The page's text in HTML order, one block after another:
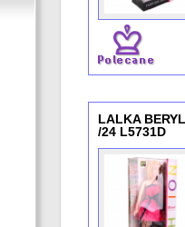
LALKA
/24 L5731D